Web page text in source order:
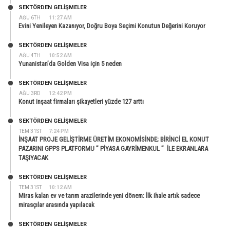
AĞU 6TH 11:27 AM
SEKTÖRDEN GELIŞMELER
Evini Yenileyen Kazanıyor, Doğru Boya Seçimi Konutun Değerini Koruyor
AĞU 4TH 10:52 AM
SEKTÖRDEN GELIŞMELER
Yunanistan’da Golden Visa için 5 neden
AĞU 3RD 12:42 PM
SEKTÖRDEN GELIŞMELER
Konut inşaat firmaları şikayetleri yüzde 127 arttı
TEM 31ST 7:24 PM
SEKTÖRDEN GELIŞMELER
İNŞAAT PROJE GELİŞTİRME ÜRETİM EKONOMİSİNDE; BİRİNCİ EL KONUT
PAZARINI GPPS PLATFORMU ” PİYASA GAYRİMENKUL ” İLE EKRANLARA
TAŞIYACAK
TEM 31ST 10:12 AM
SEKTÖRDEN GELIŞMELER
Miras kalan ev ve tarım arazilerinde yeni dönem: İlk ihale artık sadece
mirasçılar arasında yapılacak
SEKTÖRDEN GELIŞMELER